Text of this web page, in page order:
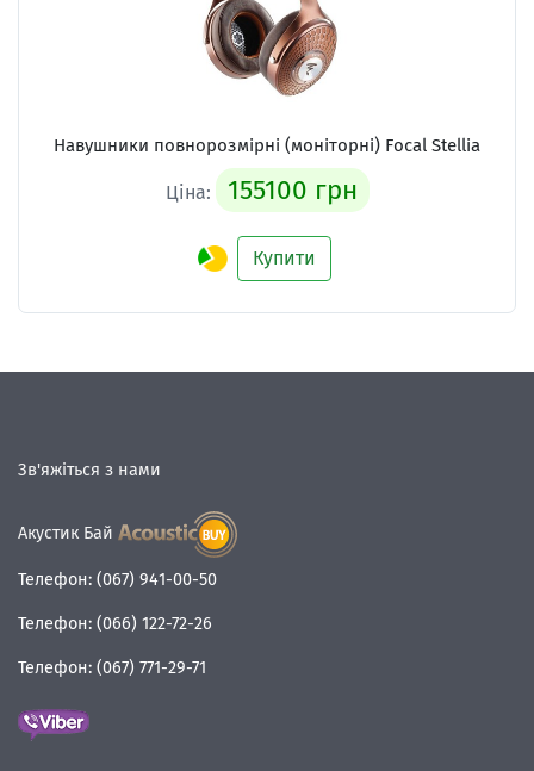
Навушники повнорозмірні (моніторні) Focal Stellia
Ціна: 155100 грн
Купити
Зв'яжіться з нами
Акустик Бай
Телефон: (067) 941-00-50
Телефон: (066) 122-72-26
Телефон: (067) 771-29-71